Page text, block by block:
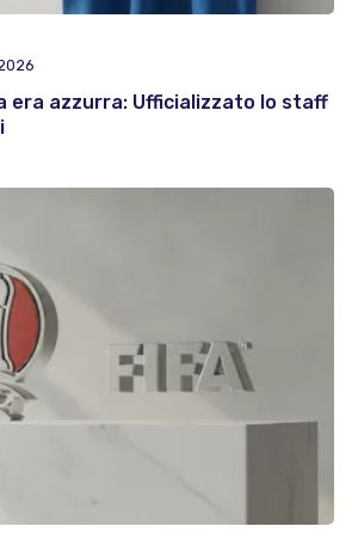
era azzurra: Ufficializzato lo staff